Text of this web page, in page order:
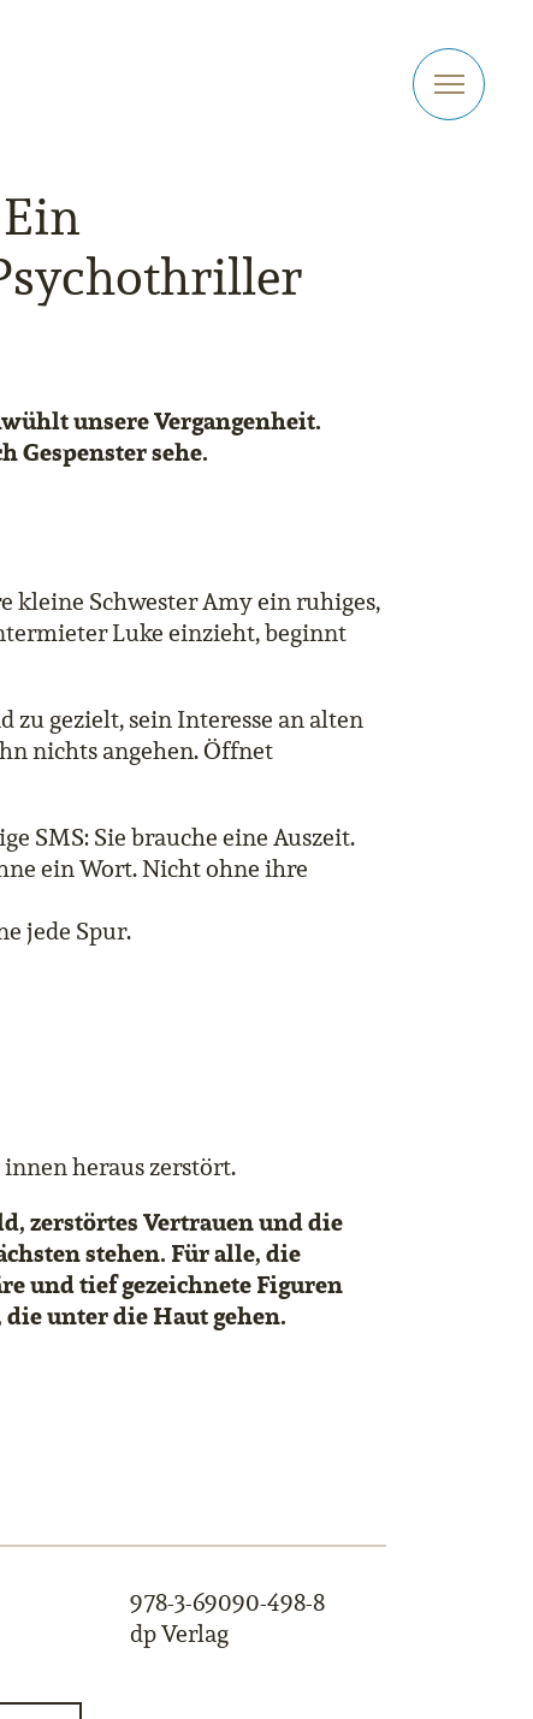
unsere Vergangenheit.
Gespenster sehe.
kleine Schwester Amy ein ruhiges,
Luke einzieht, beginnt
zu gezielt, sein Interesse an alten
nichts angehen. Öffnet
SMS: Sie brauche eine Auszeit.
ein Wort. Nicht ohne ihre
jede Spur.
heraus zerstört.
zerstörtes Vertrauen und die
stehen. Für alle, die
und tief gezeichnete Figuren
unter die Haut gehen.
978-3-69090-498-8
dp Verlag